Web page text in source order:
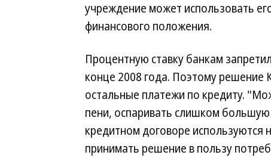
учреждение может использовать
финансового положения.
Процентную ставку банкам
конце 2008 года. Поэтому
остальные платежи по кредиту.
пени, оспаривать слишком большую
кредитном договоре используются
принимать решение в пользу